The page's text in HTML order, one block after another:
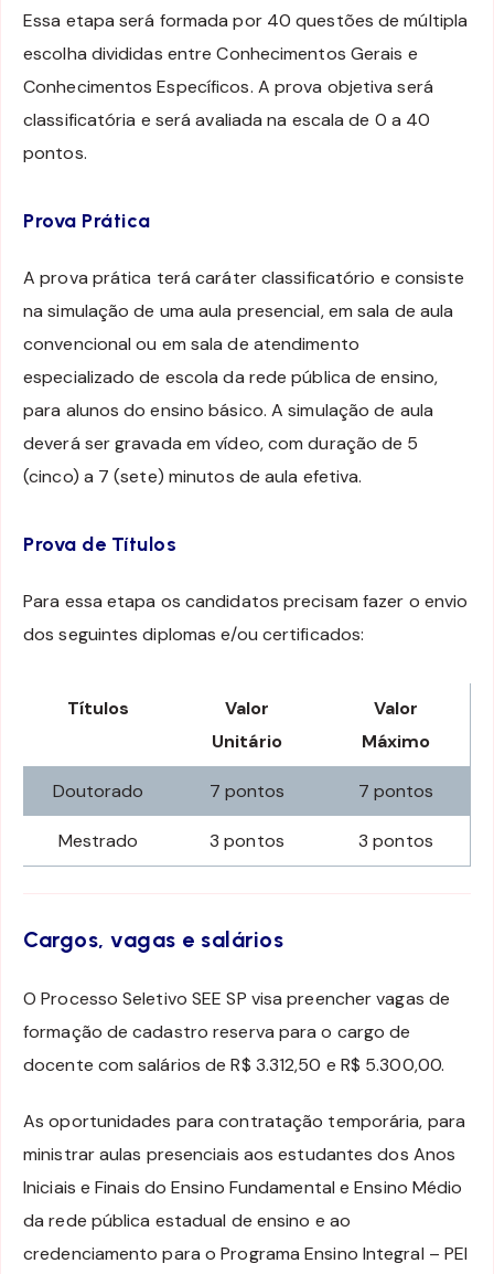
Essa etapa será formada por 40 questões de múltipla
escolha divididas entre Conhecimentos Gerais e
Conhecimentos Específicos. A prova objetiva será
classificatória e será avaliada na escala de 0 a 40
pontos.
Prova Prática
A prova prática terá caráter classificatório e consiste
na simulação de uma aula presencial, em sala de aula
convencional ou em sala de atendimento
especializado de escola da rede pública de ensino,
para alunos do ensino básico. A simulação de aula
deverá ser gravada em vídeo, com duração de 5
(cinco) a 7 (sete) minutos de aula efetiva.
Prova de Títulos
Para essa etapa os candidatos precisam fazer o envio
dos seguintes diplomas e/ou certificados:
Títulos
Valor
Unitário
Valor
Máximo
Doutorado 7 pontos 7 pontos
Mestrado 3 pontos 3 pontos
Cargos, vagas e salários
O Processo Seletivo SEE SP visa preencher vagas de
formação de cadastro reserva para o cargo de
docente com salários de R$ 3.312,50 e R$ 5.300,00.
As oportunidades para contratação temporária, para
ministrar aulas presenciais aos estudantes dos Anos
Iniciais e Finais do Ensino Fundamental e Ensino Médio
da rede pública estadual de ensino e ao
credenciamento para o Programa Ensino Integral – PEI